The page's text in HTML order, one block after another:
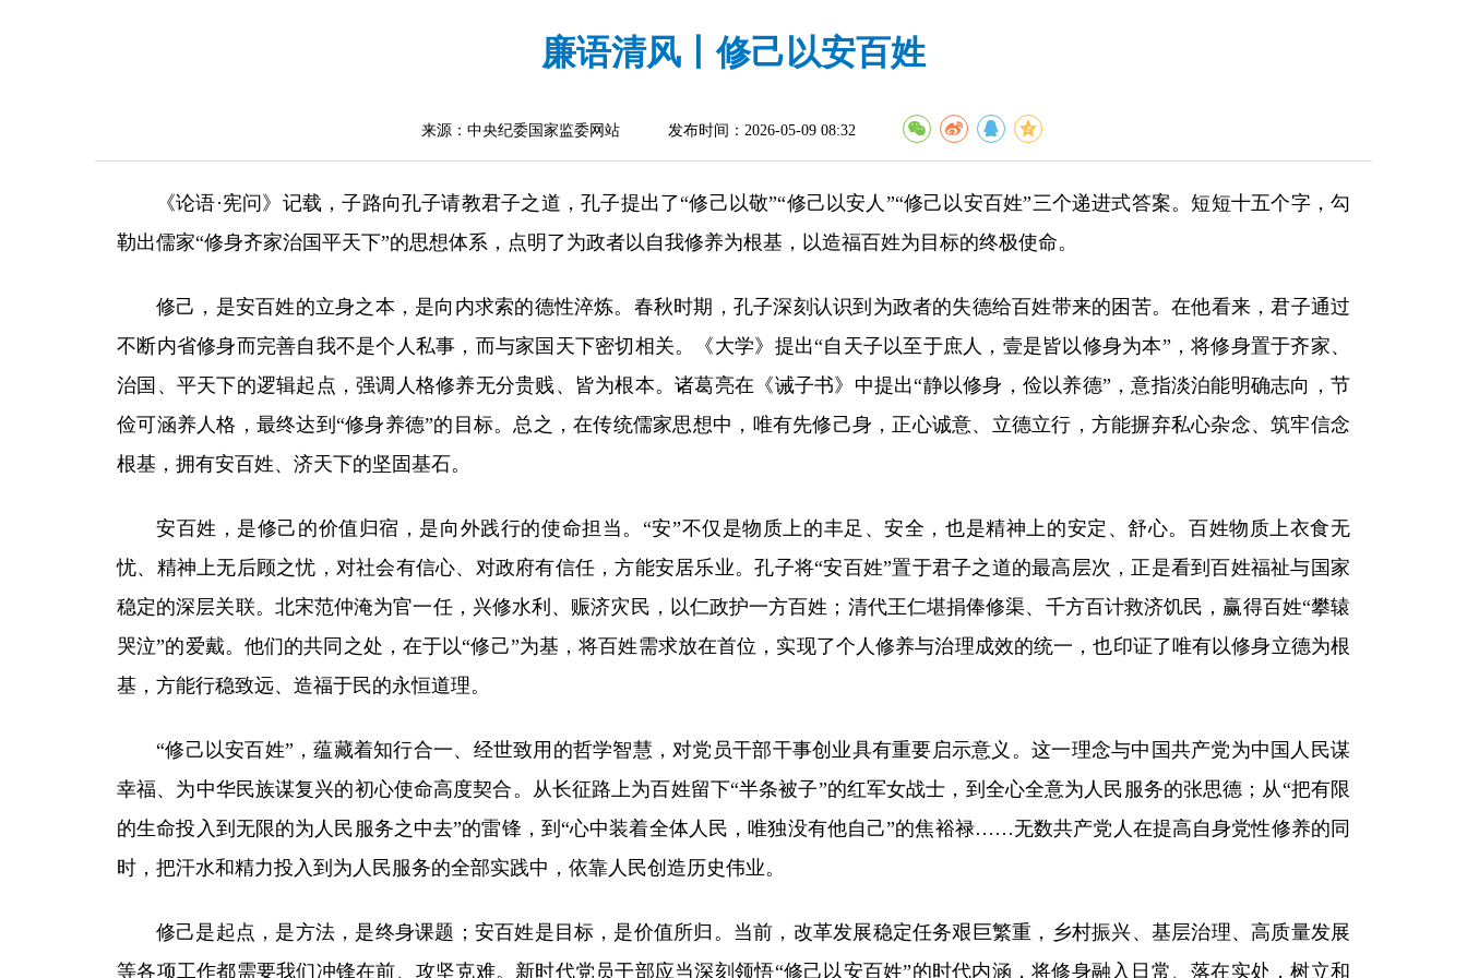
廉语清风丨修己以安百姓
来源：中央纪委国家监委网站 发布时间：2026-05-09 08:32
《论语·宪问》记载，子路向孔子请教君子之道，孔子提出了“修己以敬”“修己以安人”“修己以安百姓”三个递进式答案。短短十五个字，勾
勒出儒家“修身齐家治国平天下”的思想体系，点明了为政者以自我修养为根基，以造福百姓为目标的终极使命。
修己，是安百姓的立身之本，是向内求索的德性淬炼。春秋时期，孔子深刻认识到为政者的失德给百姓带来的困苦。在他看来，君子通过
不断内省修身而完善自我不是个人私事，而与家国天下密切相关。《大学》提出“自天子以至于庶人，壹是皆以修身为本”，将修身置于齐家、
治国、平天下的逻辑起点，强调人格修养无分贵贱、皆为根本。诸葛亮在《诫子书》中提出“静以修身，俭以养德”，意指淡泊能明确志向，节
俭可涵养人格，最终达到“修身养德”的目标。总之，在传统儒家思想中，唯有先修己身，正心诚意、立德立行，方能摒弃私心杂念、筑牢信念
根基，拥有安百姓、济天下的坚固基石。
安百姓，是修己的价值归宿，是向外践行的使命担当。“安”不仅是物质上的丰足、安全，也是精神上的安定、舒心。百姓物质上衣食无
忧、精神上无后顾之忧，对社会有信心、对政府有信任，方能安居乐业。孔子将“安百姓”置于君子之道的最高层次，正是看到百姓福祉与国家
稳定的深层关联。北宋范仲淹为官一任，兴修水利、赈济灾民，以仁政护一方百姓；清代王仁堪捐俸修渠、千方百计救济饥民，赢得百姓“攀辕
哭泣”的爱戴。他们的共同之处，在于以“修己”为基，将百姓需求放在首位，实现了个人修养与治理成效的统一，也印证了唯有以修身立德为根
基，方能行稳致远、造福于民的永恒道理。
“修己以安百姓”，蕴藏着知行合一、经世致用的哲学智慧，对党员干部干事创业具有重要启示意义。这一理念与中国共产党为中国人民谋
幸福、为中华民族谋复兴的初心使命高度契合。从长征路上为百姓留下“半条被子”的红军女战士，到全心全意为人民服务的张思德；从“把有限
的生命投入到无限的为人民服务之中去”的雷锋，到“心中装着全体人民，唯独没有他自己”的焦裕禄……无数共产党人在提高自身党性修养的同
时，把汗水和精力投入到为人民服务的全部实践中，依靠人民创造历史伟业。
修己是起点，是方法，是终身课题；安百姓是目标，是价值所归。当前，改革发展稳定任务艰巨繁重，乡村振兴、基层治理、高质量发展
等各项工作都需要我们冲锋在前、攻坚克难。新时代党员干部应当深刻领悟“修己以安百姓”的时代内涵，将修身融入日常、落在实处，树立和